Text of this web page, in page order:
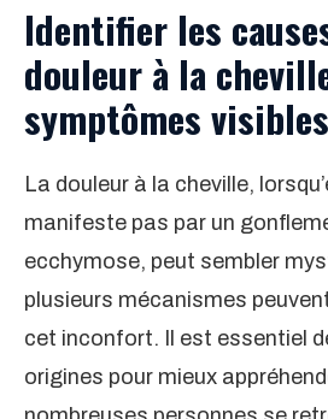
Identifier les
douleur à la
symptômes visibles
La douleur à la cheville,
manifeste pas par un
ecchymose, peut sembler
plusieurs mécanismes
cet inconfort. Il est essentiel
origines pour mieux